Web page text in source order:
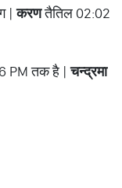
|करणतैतिल 02:02
PM तक है |चन्द्रमा